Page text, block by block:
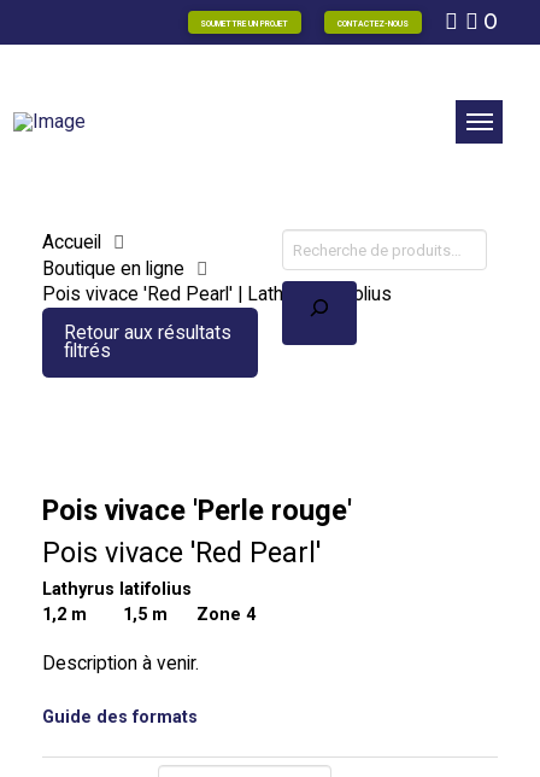
SOUMETTRE UN PROJET CONTACTEZ-NOUS 0
Accueil
Boutique en ligne
Pois vivace 'Red Pearl' | Lathyrus latifolius
Retour aux résultats
filtrés
Recherche
Pois vivace 'Perle rouge'
Pois vivace 'Red Pearl'
Lathyrus latifolius
1,2 m
1,5 m Zone 4
Description à venir.
Guide des formats